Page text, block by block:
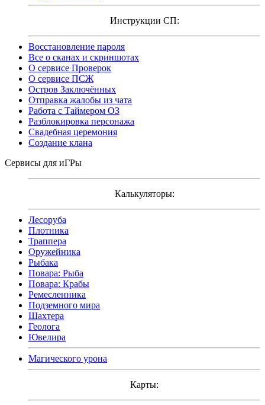
Инструкции СП:
Восстановление пароля
Все о сканах и скриншотах
О сервисе Проверок
О сервисе ПСЖ
Остров Заключённых
Отправка жалобы из чата
Работа с Таймером ОЗ
Разблокировка персонажа
Свадебная церемония
Создание клана
Сервисы для иГРы
Калькуляторы:
Лесоруба
Плотника
Траппера
Оружейника
Рыбака
Повара: Рыба
Повара: Крабы
Ремесленника
Подземного мира
Шахтера
Геолога
Ювелира
Магического урона
Карты: